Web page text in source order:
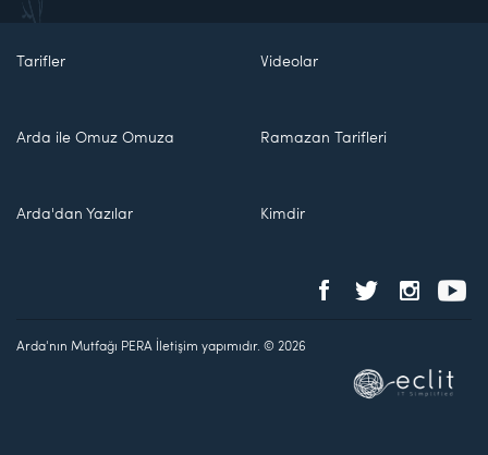
Tarifler Videolar
Arda ile Omuz Omuza Ramazan Tarifleri
Arda'dan Yazılar Kimdir
Arda'nın Mutfağı PERA İletişim yapımıdır. © 2026